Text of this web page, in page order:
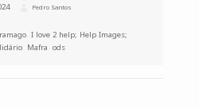
Autor
Pedro Santos
,I love 2 help; Help Images;
Mafra ,ods